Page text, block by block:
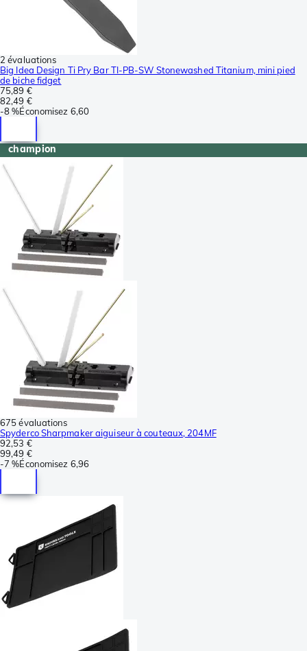
2 évaluations
Big Idea Design Ti Pry Bar TI-PB-SW Stonewashed Titanium, mini pied
de biche fidget
75,89 €
82,49 €
-8 %Économisez 6,60
champion
675 évaluations
Spyderco Sharpmaker aiguiseur à couteaux, 204MF
92,53 €
99,49 €
-7 %Économisez 6,96